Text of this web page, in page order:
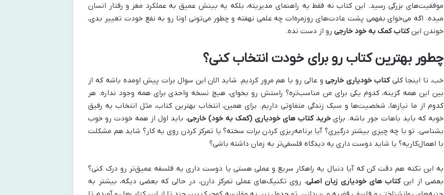
موفقیت‌های بزرگی رسید. این کتاب نه فقط یه راهنمای مدیریته، بلکه یه بینش عمیق به عملکرد مغز و رفتار انسان
میده. اگه می‌خوای بفهمی پشت عادت‌های روزمره‌ات چه علمی نهفته و چطور می‌تونی اونا رو به نفع خودت تغییر بدی،
خوندن اینکتاب کمک به خود خارجی رو از دست نده.
چطور بهترین کتاب رو برای خودت انتخاب کنی؟
خب، تا اینجا کلیکتاب خودیاری خارجیو عالی رو با هم مرور کردیم. شاید الان این سوال برات پیش اومده باشه که از
بین این همه گزینه، کدوم یکی برای من مناسب‌تره؟ راستش رو بخوای، هیچ نسخه واحدی برای همه وجود نداره. هر
کدوم از ما نیازها، شخصیت‌ها و سبک زندگی متفاوتی داریم. برای همین، انتخاب بهترین کتاب، مثل انتخاب یه رفیق
خوبه که باید باهات جور باشه. برای خرید کتاب‌ های خودیاری (کمک به خود) خارجی، باید اول از همه خودت رو خوب
بشناسی. تو با چه چیزی بیشتر درگیری؟ آیا برنامه‌ریزی کردن برات سخته؟ یا تمرکز کردن روی یه کار؟ شاید هم مشکلت
با اهمال‌کاریه؟ یا شاید دوست داری یه دیدگاه فلسفی‌تر به زمان داشته باشی؟
به این نکته هم دقت کن که آیا دنبال یه راهکار سریع و عملی هستی یا دوست داری یه فلسفه عمیق‌تر رو درک کنی؟
بعضی از اینکتاب های خودیاری زبان اصلی، روی تکنیک‌های عملی تمرکز دارن، در حالی که بعضی دیگه، بیشتر به